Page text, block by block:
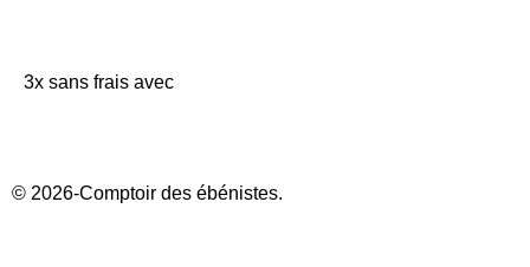
3x sans frais avec
© 2026-Comptoir des ébénistes.